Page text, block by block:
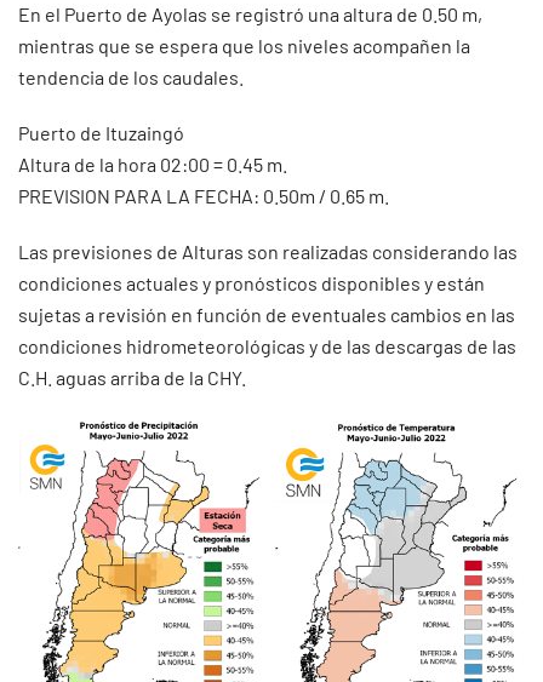
En el Puerto de Ayolas se registró una altura de 0.50 m,
mientras que se espera que los niveles acompañen la
tendencia de los caudales.
Puerto de Ituzaingó
Altura de la hora 02:00 = 0.45 m.
PREVISION PARA LA FECHA: 0.50m / 0.65 m.
Las previsiones de Alturas son realizadas considerando las
condiciones actuales y pronósticos disponibles y están
sujetas a revisión en función de eventuales cambios en las
condiciones hidrometeorológicas y de las descargas de las
C.H. aguas arriba de la CHY.